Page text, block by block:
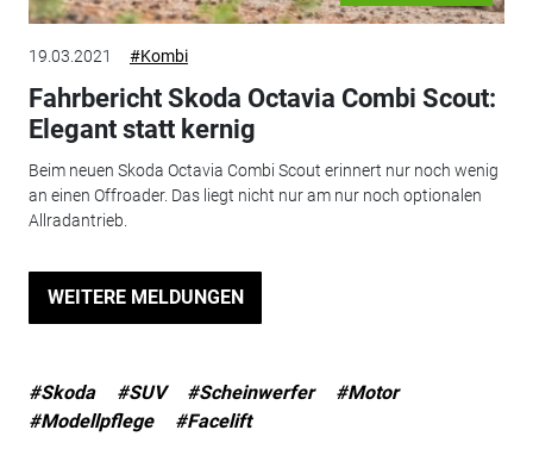
19.03.2021 #Kombi
Fahrbericht Skoda Octavia Combi Scout:
Elegant statt kernig
Beim neuen Skoda Octavia Combi Scout erinnert nur noch wenig
an einen Offroader. Das liegt nicht nur am nur noch optionalen
Allradantrieb.
WEITERE MELDUNGEN
#Skoda #SUV #Scheinwerfer
#Motor
#Modellpflege
#Facelift